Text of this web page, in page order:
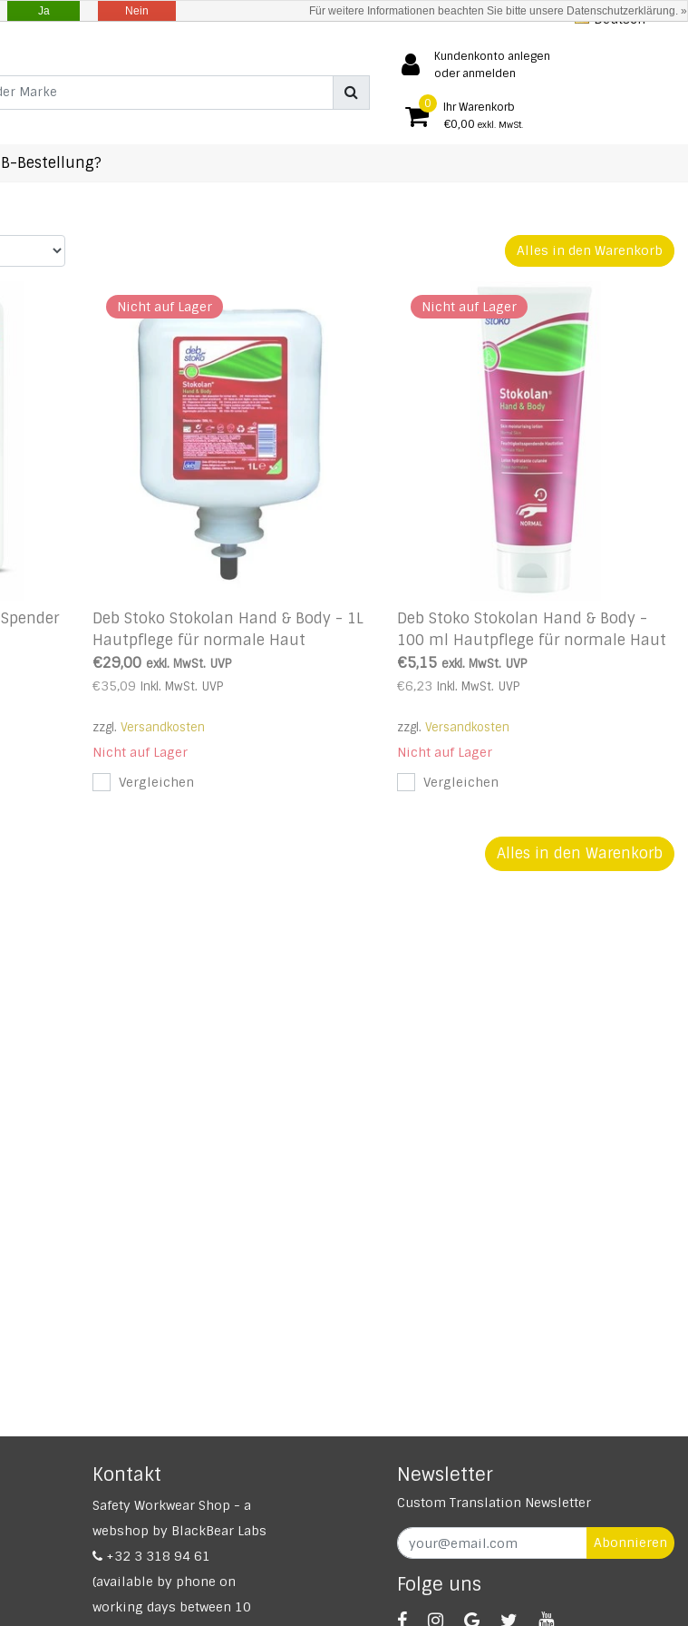
Deutsch
Kundenkonto anlegen
oder anmelden
0
Ihr Warenkorb
€0,00 exkl. MwSt.
Bestellung?
Alles in den Warenkorb
Nicht auf Lager
Deb Stoko Stokolan Hand & Body - 1L
Hautpflege für normale Haut
€29,00 exkl. MwSt. UVP
€35,09 Inkl. MwSt. UVP
zzgl. Versandkosten
Nicht auf Lager
Vergleichen
Nicht auf Lager
Deb Stoko Stokolan Hand & Body -
100 ml Hautpflege für normale Haut
€5,15 exkl. MwSt. UVP
€6,23 Inkl. MwSt. UVP
zzgl. Versandkosten
Nicht auf Lager
Vergleichen
Alles in den Warenkorb
Kontakt
Safety Workwear Shop - a
webshop by BlackBear Labs
+32 3 318 94 61
(available by phone on
working days between 10
Newsletter
Custom Translation Newsletter
Abonnieren
Folge uns
Ja Nein Für weitere Informationen beachten Sie bitte unsere Datenschutzerklärung. »